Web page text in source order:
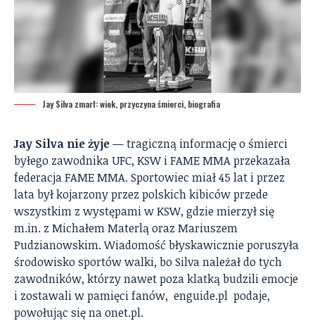
Jay Silva zmarł: wiek, przyczyna śmierci, biografia
Jay Silva nie żyje— tragiczną informację o śmierci
byłego zawodnika UFC, KSW i FAME MMA przekazała
federacja FAME MMA. Sportowiec miał 45 lat i przez
lata był kojarzony przez polskich kibiców przede
wszystkim z występami w KSW, gdzie mierzył się
m.in. z Michałem Materlą oraz Mariuszem
Pudzianowskim. Wiadomość błyskawicznie poruszyła
środowisko sportów walki, bo Silva należał do tych
zawodników, którzy nawet poza klatką budzili emocje
i zostawali w pamięci fanów, enguide.pl podaje,
powołując się naonet.pl.